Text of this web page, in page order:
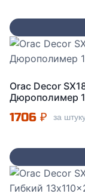
Orac Decor
Дюрополимер
1706 ₽ за